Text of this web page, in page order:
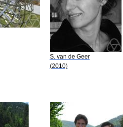
S. van de Geer
(2010)